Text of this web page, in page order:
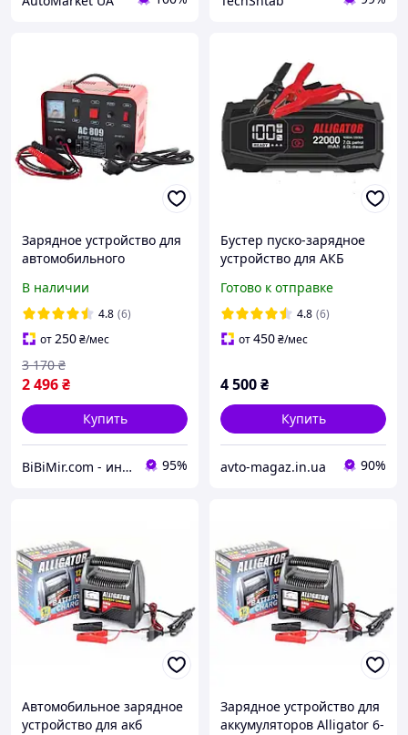
Зарядное устройство для
автомобильного
АКБ Alligator 12/24В 8/20А
48/220Ач (AC809)
В наличии
4.8 (6)
от250₴/мес
2 496₴
3 170 ₴
Купить
BiBiMir.com - интернет-магазин автоаксессуаров 95%
Бустер пуско-зарядное
устройство для АКБ
JS845
Готово к отправке
4.8 (6)
от450₴/мес
4 500₴
Купить
avto-magaz.in.ua 90%
Автомобильное зарядное
устройство для акб
Зарядное устройство для
аккумуляторов Alligator 6-